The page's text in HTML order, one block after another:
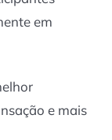
em
e mais